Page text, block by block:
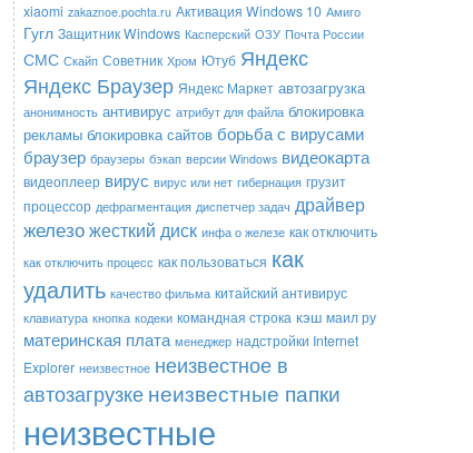
xiaomi zakaznoe.pochta.ru Активация Windows 10 Амиго
Гугл Защитник Windows Касперский ОЗУ Почта России
СМС Скайп Советник Хром Ютуб Яндекс
Яндекс Браузер Яндекс Маркет автозагрузка
анонимность антивирус атрибут для файла блокировка
рекламы блокировка сайтов борьба с вирусами
браузер браузеры бэкап версии Windows видеокарта
видеоплеер вирус вирус или нет гибернация грузит
процессор дефрагментация диспетчер задач драйвер
железожесткий диск инфа о железе как отключить
как отключить процесс как пользоваться как
удалить качество фильма китайский антивирус
клавиатура кнопка кодеки командная строка кэш маил ру
материнская плата менеджер надстройки Internet
Explorer неизвестное неизвестное в
автозагрузке неизвестные папки
неизвестные